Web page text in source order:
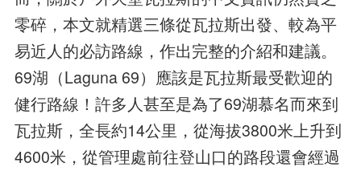
零碎，本文就精選三條從瓦拉斯出發、較為平
易近人的必訪路線，作出完整的介紹和建議。
69湖（Laguna 69）應該是瓦拉斯最受歡迎的
健行路線！許多人甚至是為了69湖慕名而來到
瓦拉斯，全長約14公里，從海拔3800米上升到
4600米，從管理處前往登山口的路段還會經過